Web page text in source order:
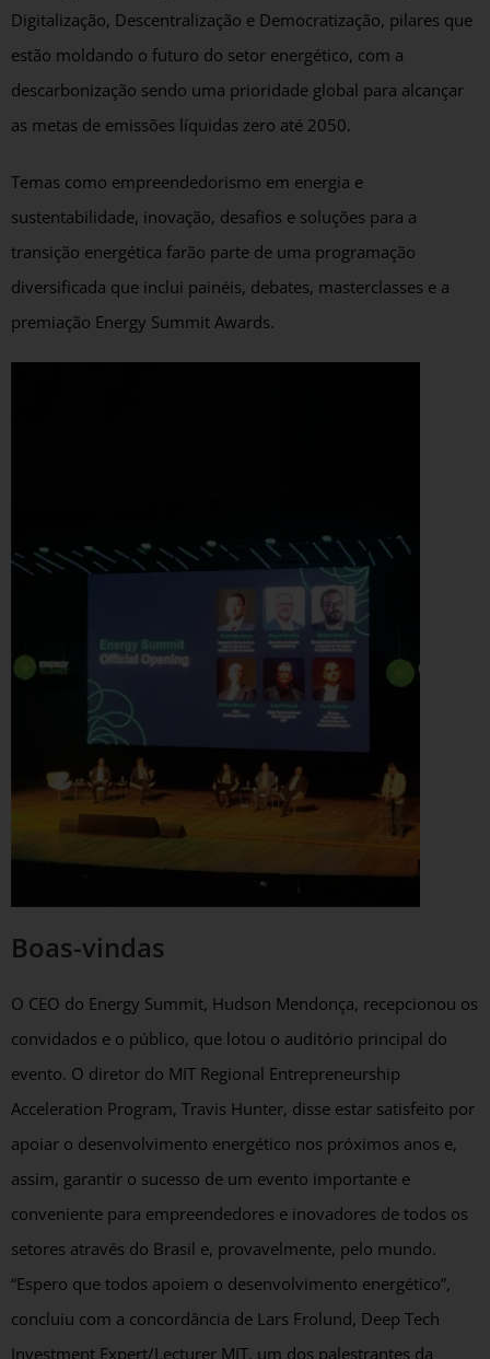
Digitalização, Descentralização e Democratização, pilares que
estão moldando o futuro do setor energético, com a
descarbonização sendo uma prioridade global para alcançar
as metas de emissões líquidas zero até 2050.
Temas como empreendedorismo em energia e
sustentabilidade, inovação, desafios e soluções para a
transição energética farão parte de uma programação
diversificada que inclui painéis, debates, masterclasses e a
premiação Energy Summit Awards.
Boas-vindas
O CEO do Energy Summit, Hudson Mendonça, recepcionou os
convidados e o público, que lotou o auditório principal do
evento. O diretor do MIT Regional Entrepreneurship
Acceleration Program, Travis Hunter, disse estar satisfeito por
apoiar o desenvolvimento energético nos próximos anos e,
assim, garantir o sucesso de um evento importante e
conveniente para empreendedores e inovadores de todos os
setores através do Brasil e, provavelmente, pelo mundo.
“Espero que todos apoiem o desenvolvimento energético”,
concluiu com a concordância de Lars Frolund, Deep Tech